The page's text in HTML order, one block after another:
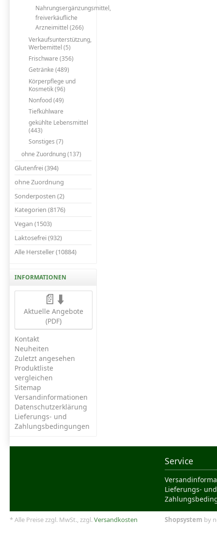
Nahrungsergänzungsmittel,
freiverkäufliche
Arzneimittel (266)
Verkaufsunterstützung,
Werbemittel (5)
Frischware (356)
Getränke (489)
Körperpflege und
Kosmetik (96)
Nonfood (49)
Tiefkühlware
gekühlte Lebensmittel
(443)
Sonstiges (7)
ohne Zuordnung (137)
Glutenfrei (394)
ohne Zuordnung
Sonderposten (2)
Kategorien (8176)
Vegan (1503)
Laktosefrei (932)
Alle Hersteller (10884)
INFORMATIONEN
📄⬇️
Aktuelle Angebote
(PDF)
Kontakt
Neuheiten
Zuletzt angesehen
Produktliste
vergleichen
Sitemap
Versandinformationen
Datenschutzerklärung
Lieferungs- und
Zahlungsbedingungen
Service
Lieferungs- und
* Alle Preise zzgl. MwSt., zzgl.Versandkosten Shopsystem by